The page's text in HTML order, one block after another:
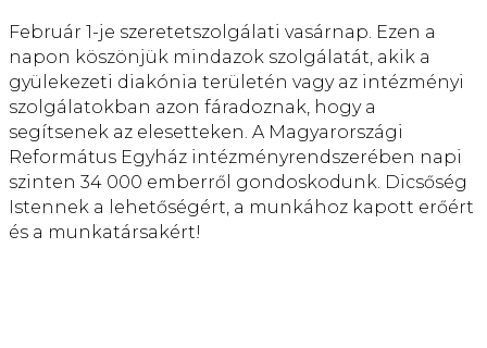
Február 1-je szeretetszolgálati vasárnap. Ezen a
napon köszönjük mindazok szolgálatát, akik a
gyülekezeti diakónia területén vagy az intézményi
szolgálatokban azon fáradoznak, hogy a
segítsenek az elesetteken. A Magyarországi
Református Egyház intézményrendszerében napi
szinten 34 000 emberről gondoskodunk. Dicsőség
Istennek a lehetőségért, a munkához kapott erőért
és a munkatársakért!